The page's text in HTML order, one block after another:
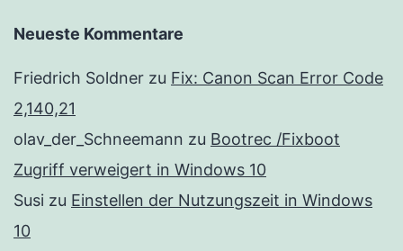
Neueste Kommentare
Friedrich Soldner zu Fix: Canon Scan Error Code
2,140,21
olav_der_Schneemann zu Bootrec /Fixboot
Zugriff verweigert in Windows 10
Susi zu Einstellen der Nutzungszeit in Windows
10